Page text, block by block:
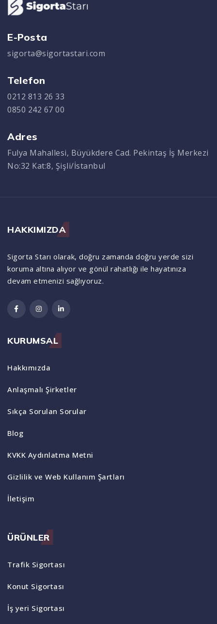
E-Posta
sigorta@sigortastari.com
Telefon
0212 813 26 33
0850 242 67 00
Adres
Fulya Mahallesi, Büyükdere Cad. Pekintaş İş Merkezi
No:32 Kat:8, Şişli/İstanbul
HAKKIMIZDA
Sigorta Starı olarak, doğru zamanda doğru yerde sizi
koruma altına alıyor ve gönül rahatlığı ile hayatınıza
devam etmenizi sağlıyoruz.
KURUMSAL
Hakkımızda
Anlaşmalı Şirketler
Sıkça Sorulan Sorular
Blog
KVKK Aydınlatma Metni
Gizlilik ve Web Kullanım Şartları
İletişim
ÜRÜNLER
Trafik Sigortası
Konut Sigortası
İş yeri Sigortası